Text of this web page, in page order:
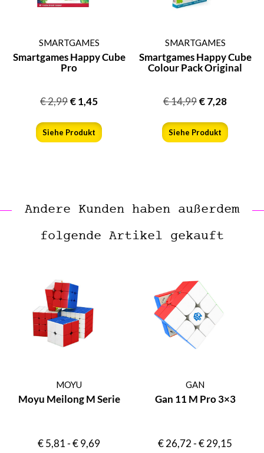
SMARTGAMES
Smartgames Happy Cube
Pro
€2,99€1,45
Siehe Produkt
SMARTGAMES
Smartgames Happy Cube
Colour Pack Original
€14,99€7,28
Siehe Produkt
Andere Kunden haben außerdem
folgende Artikel gekauft
MOYU
Moyu Meilong M Serie
€5,81-€9,69
GAN
Gan 11 M Pro 3×3
€26,72-€29,15